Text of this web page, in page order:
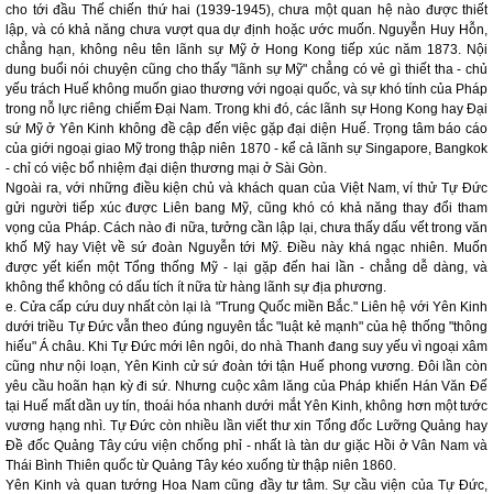
cho tới đầu Thế chiến thứ hai (1939-1945), chưa một quan hệ nào được thiết
lập, và có khả năng chưa vượt qua dự định hoặc ước muốn. Nguyễn Huy Hỗn,
chẳng hạn, không nêu tên lãnh sự Mỹ ở Hong Kong tiếp xúc năm 1873. Nội
dung buổi nói chuyện cũng cho thấy "lãnh sự Mỹ" chẳng có vẻ gì thiết tha - chủ
yếu trách Huế không muốn giao thương với ngoại quốc, và sự khó tính của Pháp
trong nỗ lực riêng chiếm Đại Nam. Trong khi đó, các lãnh sự Hong Kong hay Đại
sứ Mỹ ở Yên Kinh không đề cập đến việc gặp đại diện Huế. Trọng tâm báo cáo
của giới ngoại giao Mỹ trong thập niên 1870 - kể cả lãnh sự Singapore, Bangkok
- chỉ có việc bổ nhiệm đại diện thương mại ở Sài Gòn.
Ngoài ra, với những điều kiện chủ và khách quan của Việt Nam, ví thử Tự Đức
gửi người tiếp xúc được Liên bang Mỹ, cũng khó có khả năng thay đổi tham
vọng của Pháp. Cách nào đi nữa, tưởng cần lập lại, chưa thấy dấu vết trong văn
khố Mỹ hay Việt về sứ đoàn Nguyễn tới Mỹ. Điều này khá ngạc nhiên. Muốn
được yết kiến một Tổng thống Mỹ - lại gặp đến hai lần - chẳng dễ dàng, và
không thể không có dấu tích ít nữa từ hàng lãnh sự địa phương.
e. Cửa cấp cứu duy nhất còn lại là "Trung Quốc miền Bắc." Liên hệ với Yên Kinh
dưới triều Tự Đức vẫn theo đúng nguyên tắc "luật kẻ mạnh" của hệ thống "thông
hiếu" Á châu. Khi Tự Đức mới lên ngôi, do nhà Thanh đang suy yếu vì ngoại xâm
cũng như nội loạn, Yên Kinh cử sứ đoàn tới tận Huế phong vương. Đôi lần còn
yêu cầu hoãn hạn kỳ đi sứ. Nhưng cuộc xâm lăng của Pháp khiến Hán Văn Đế
tại Huế mất dần uy tín, thoái hóa nhanh dưới mắt Yên Kinh, không hơn một tước
vương hạng nhì. Tự Đức còn nhiều lần viết thư xin Tổng đốc Lưỡng Quảng hay
Đề đốc Quảng Tây cứu viện chống phỉ - nhất là tàn dư giặc Hồi ở Vân Nam và
Thái Bình Thiên quốc từ Quảng Tây kéo xuống từ thập niên 1860.
Yên Kinh và quan tướng Hoa Nam cũng đầy tư tâm. Sự cầu viện của Tự Đức,